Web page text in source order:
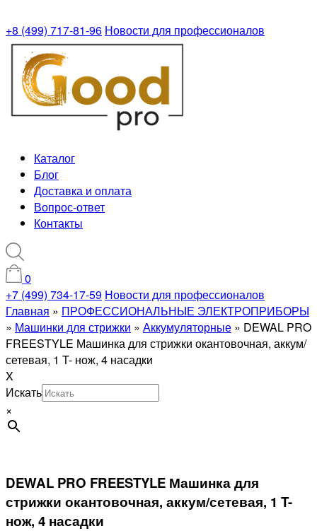
+8 (499) 717-81-96 Новости для профессионалов
Каталог
Блог
Доставка и оплата
Вопрос-ответ
Контакты
0
+7 (499) 734-17-59 Новости для профессионалов
Главная » ПРОФЕССИОНАЛЬНЫЕ ЭЛЕКТРОПРИБОРЫ
» Машинки для стрижки » Аккумуляторные » DEWAL PRO
FREESTYLE Машинка для стрижки окантовочная, аккум/
сетевая, 1 T- нож, 4 насадки
X
Искать
×
DEWAL PRO FREESTYLE Машинка для
стрижки окантовочная, аккум/сетевая, 1 T-
нож, 4 насадки